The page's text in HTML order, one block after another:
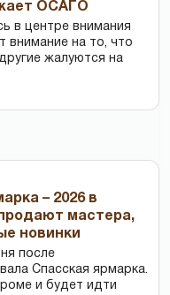
ОСАГО
в центре внимания
внимание на то, что
жалуются на
– 2026 в
мастера,
новинки
после
Спасская ярмарка.
и будет идти